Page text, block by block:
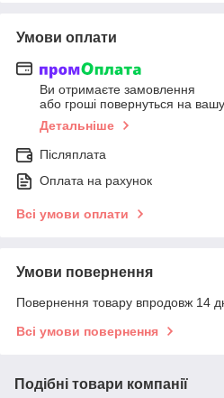
Умови оплати
Ви отримаєте замовлення
або гроші повернуться на
Детальніше
Післяплата
Оплата на рахунок
Всі умови оплати
Умови повернення
Повернення товару впродовж 14
Всі умови повернення
Подібні товари компанії